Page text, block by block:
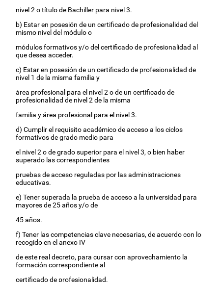
nivel 2 o título de Bachiller para nivel 3.
b) Estar en posesión de un certificado de profesionalidad del
mismo nivel del módulo o
módulos formativos y/o del certificado de profesionalidad al
que desea acceder.
c) Estar en posesión de un certificado de profesionalidad de
nivel 1 de la misma familia y
área profesional para el nivel 2 o de un certificado de
profesionalidad de nivel 2 de la misma
familia y área profesional para el nivel 3.
d) Cumplir el requisito académico de acceso a los ciclos
formativos de grado medio para
el nivel 2 o de grado superior para el nivel 3, o bien haber
superado las correspondientes
pruebas de acceso reguladas por las administraciones
educativas.
e) Tener superada la prueba de acceso a la universidad para
mayores de 25 años y/o de
45 años.
f) Tener las competencias clave necesarias, de acuerdo con lo
recogido en el anexo IV
de este real decreto, para cursar con aprovechamiento la
formación correspondiente al
certificado de profesionalidad.